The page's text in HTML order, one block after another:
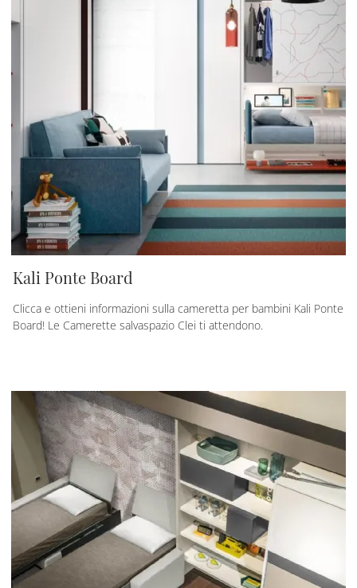
Kali Ponte Board
Clicca e ottieni informazioni sulla cameretta per bambini Kali Ponte
Board! Le Camerette salvaspazio Clei ti attendono.